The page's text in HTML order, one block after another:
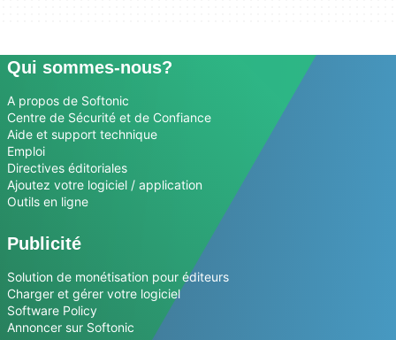
Qui sommes-nous?
A propos de Softonic
Centre de Sécurité et de Confiance
Aide et support technique
Emploi
Directives éditoriales
Ajoutez votre logiciel / application
Outils en ligne
Publicité
Solution de monétisation pour éditeurs
Charger et gérer votre logiciel
Software Policy
Annoncer sur Softonic